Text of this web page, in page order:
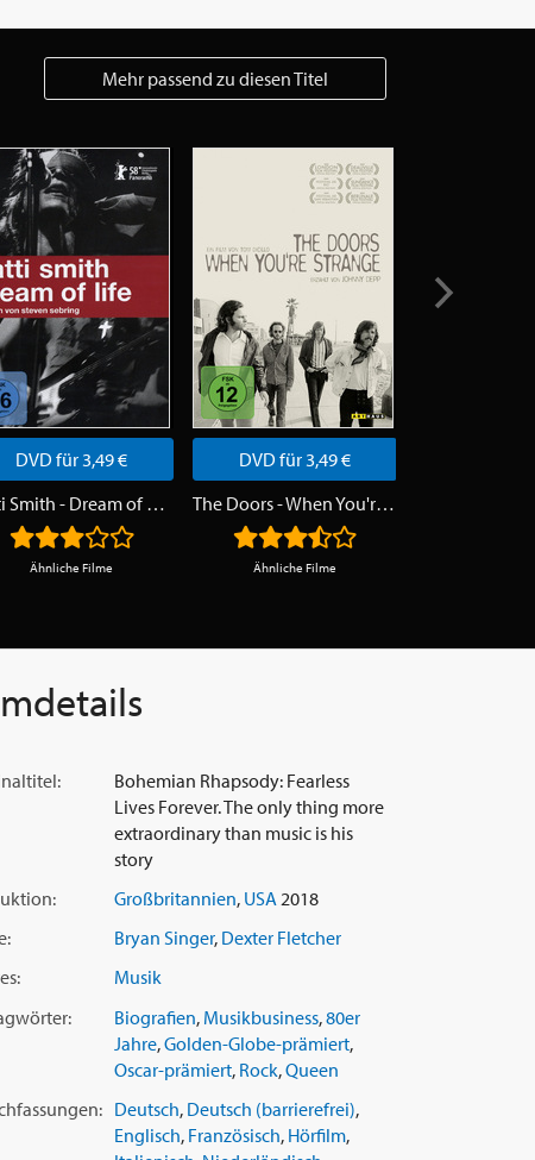
Mehr passend zu diesen Titel
DVD für 3,49 €
Patti Smith - Dream of Life
Ähnliche Filme
DVD für 3,49 €
The Doors - When You're Strange
Ähnliche Filme
Bohemian Rhapsody: Fearless
Lives Forever. The only thing more
extraordinary than music is his
story
Großbritannien, USA2018
Bryan Singer, Dexter Fletcher
Musik
Biografien, Musikbusiness,80er
Jahre,Golden-Globe-prämiert,
Oscar-prämiert, Rock,Queen
Deutsch, Deutsch (barrierefrei),
Englisch, Französisch, Hörfilm,